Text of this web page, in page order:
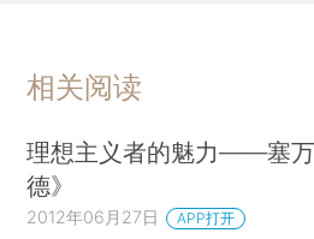
相关阅读
理想主义者的魅力——塞
德》
2012年06月27日 APP打开